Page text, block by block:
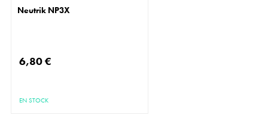
Neutrik NP3X
6,80 €
EN STOCK